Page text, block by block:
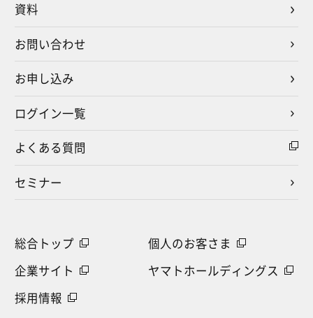
資料
お問い合わせ
お申し込み
ログイン一覧
よくある質問
セミナー
総合トップ
企業サイト
採用情報
個人のお客さま
ヤマトホールディングス